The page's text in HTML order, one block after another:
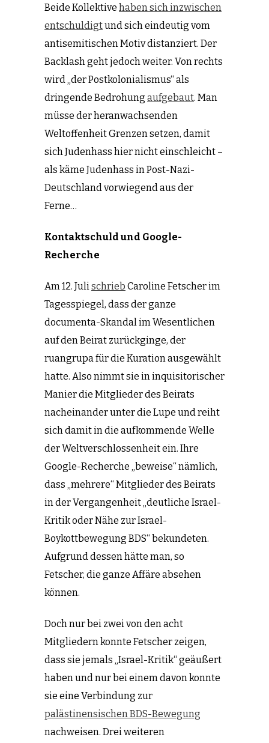
Beide Kollektive haben sich inzwischen
entschuldigtund sich eindeutig vom
antisemitischen Motiv distanziert. Der
Backlash geht jedoch weiter. Von rechts
wird „der Postkolonialismus“ als
dringende Bedrohung aufgebaut. Man
müsse der heranwachsenden
Weltoffenheit Grenzen setzen, damit
sich Judenhass hier nicht einschleicht –
als käme Judenhass in Post-Nazi-
Deutschland vorwiegend aus der
Ferne…
Kontaktschuld und Google-
Recherche
Am 12. Juli schrieb Caroline Fetscher im
Tagesspiegel, dass der ganze
documenta-Skandal im Wesentlichen
auf den Beirat zurückginge, der
ruangrupa für die Kuration ausgewählt
hatte. Also nimmt sie in inquisitorischer
Manier die Mitglieder des Beirats
nacheinander unter die Lupe und reiht
sich damit in die aufkommende Welle
der Weltverschlossenheit ein. Ihre
Google-Recherche „beweise“ nämlich,
dass „mehrere“ Mitglieder des Beirats
in der Vergangenheit „deutliche Israel-
Kritik oder Nähe zur Israel-
Boykottbewegung BDS“ bekundeten.
Aufgrund dessen hätte man, so
Fetscher, die ganze Affäre absehen
können.
Doch nur bei zwei von den acht
Mitgliedern konnte Fetscher zeigen,
dass sie jemals „Israel-Kritik“ geäußert
haben und nur bei einem davon konnte
sie eine Verbindung zur
palästinensischen BDS-Bewegung
nachweisen. Drei weiteren